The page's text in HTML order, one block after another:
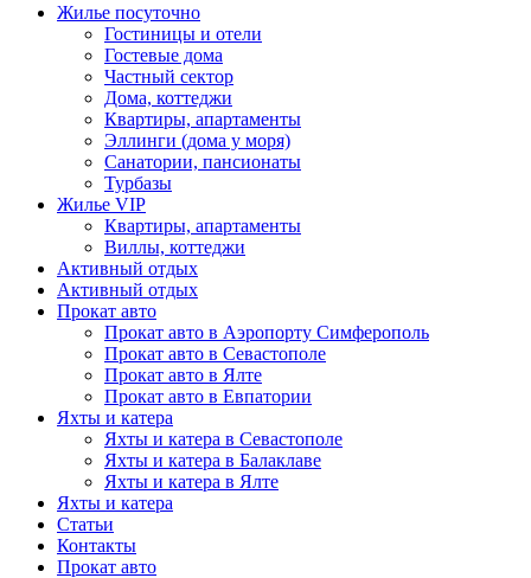
Жилье посуточно
Гостиницы и отели
Гостевые дома
Частный сектор
Дома, коттеджи
Квартиры, апартаменты
Эллинги (дома у моря)
Санатории, пансионаты
Турбазы
Жилье VIP
Квартиры, апартаменты
Виллы, коттеджи
Активный отдых
Активный отдых
Прокат авто
Прокат авто в Аэропорту Симферополь
Прокат авто в Севастополе
Прокат авто в Ялте
Прокат авто в Евпатории
Яхты и катера
Яхты и катера в Севастополе
Яхты и катера в Балаклаве
Яхты и катера в Ялте
Яхты и катера
Статьи
Контакты
Прокат авто